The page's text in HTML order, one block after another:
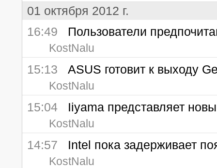
01 октября 2012 г.
16:49 Пользователи
KostNalu
15:13 ASUS готовит к выходу
KostNalu
15:04 Iiyama представляет
KostNalu
14:57 Intel пока задерживает
KostNalu